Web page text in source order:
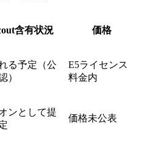
含有状況 価格
る予定（公
）
E5ライセンス
料金内
ンとして提
価格未公表